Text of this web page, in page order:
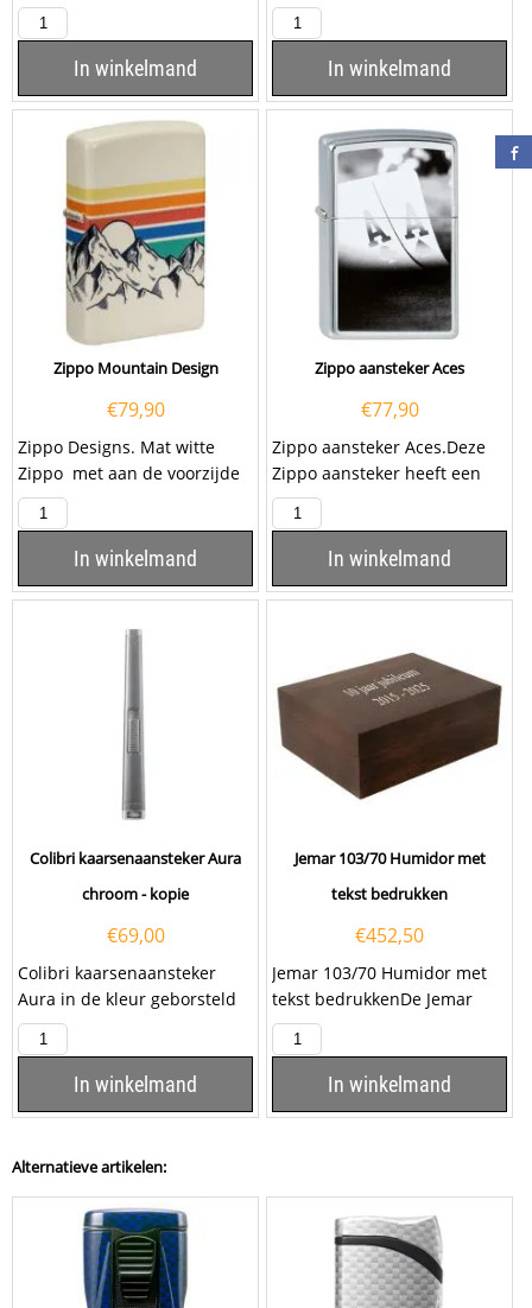
Caseti aansteker heeft een
Groene afwerking...
In winkelmand
aansteker heeft een
geborsteld chromen
afwerking aan...
In winkelmand
Zippo Mountain Design
€79,90
Zippo Designs. Mat witte
Zippo met aan de voorzijde
een opdruk van een
Getekende...
In winkelmand
Zippo aansteker Aces
€77,90
Zippo aansteker Aces.Deze
Zippo aansteker heeft een
hoogglans chrome afwerking
met op de voorzijde...
In winkelmand
Colibri kaarsenaansteker Aura
chroom - kopie
€69,00
Colibri kaarsenaansteker
Aura in de kleur geborsteld
chrome met hoogglans
elementen. Deze Colibri...
In winkelmand
Jemar 103/70 Humidor met
tekst bedrukken
€452,50
Jemar 103/70 Humidor met
tekst bedrukkenDe Jemar
Humidor 103/70 is meer dan
alleen een bewaardoos;...
In winkelmand
Alternatieve artikelen: